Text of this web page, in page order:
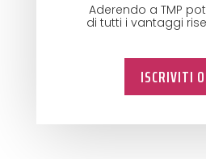
Aderendo a TMP
di tutti i vantaggi
ISCRIVITI